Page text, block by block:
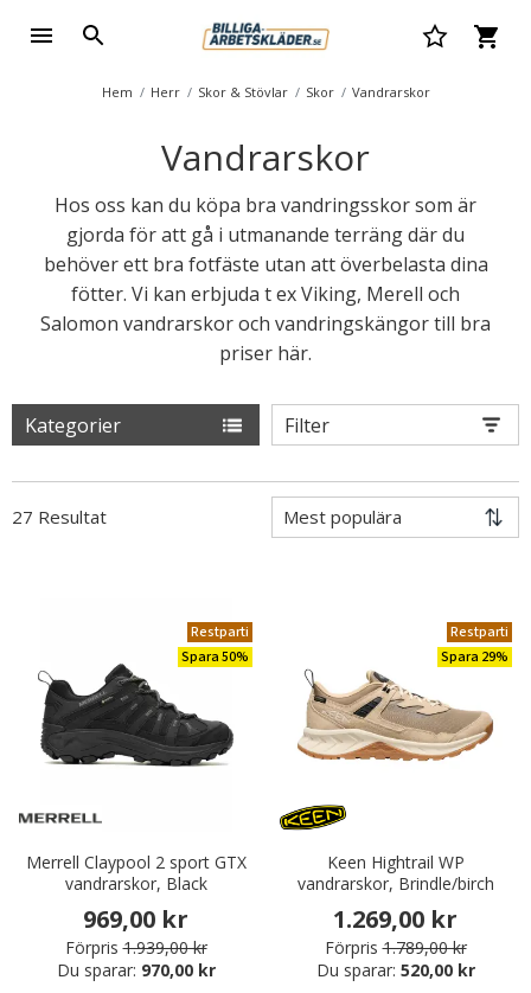
Hem Herr Skor & Stövlar Skor Vandrarskor
Vandrarskor
Hos oss kan du köpa bra vandringsskor som är
gjorda för att gå i utmanande terräng där du
behöver ett bra fotfäste utan att överbelasta dina
fötter. Vi kan erbjuda t ex Viking, Merell och
Salomon vandrarskor och vandringskängor till bra
priser här.
Kategorier Filter
27 Resultat
Restparti
Spara 50%
Merrell Claypool 2 sport GTX
vandrarskor, Black
969,00 kr
Förpris 1.939,00 kr
Du sparar: 970,00 kr
Restparti
Spara 29%
Keen Hightrail WP
vandrarskor, Brindle/birch
1.269,00 kr
Förpris 1.789,00 kr
Du sparar: 520,00 kr